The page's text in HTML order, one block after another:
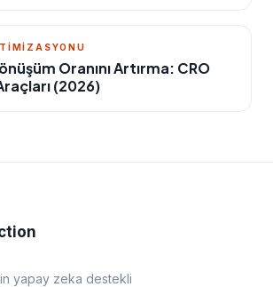
Oranını Artırma: CRO
(2026)
yapay zeka destekli